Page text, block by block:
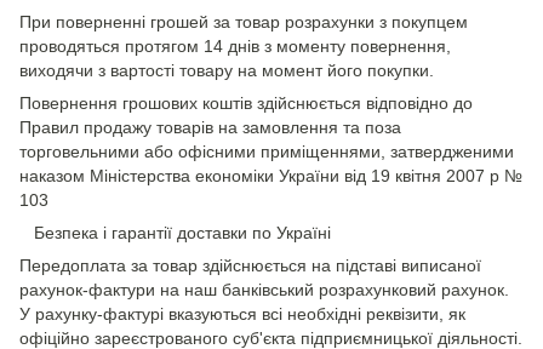
При поверненні грошей за товар розрахунки з покупцем
проводяться протягом 14 днів з моменту повернення,
виходячи з вартості товару на момент його покупки.
Повернення грошових коштів здійснюється відповідно до
Правил продажу товарів на замовлення та поза
торговельними або офісними приміщеннями, затвердженими
наказом Міністерства економіки України від 19 квітня 2007 р №
103
Безпека і гарантії доставки по Україні
Передоплата за товар здійснюється на підставі виписаної
рахунок-фактури на наш банківський розрахунковий рахунок.
У рахунку-фактурі вказуються всі необхідні реквізити, як
офіційно зареєстрованого суб'єкта підприємницької діяльності.